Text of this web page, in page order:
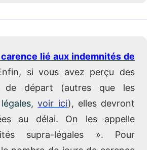
lié aux indemnités de
si vous avez perçu des
de départ (autres que les
légales,voir ici), elles devront
au délai. On les appelle
supra-légales ». Pour